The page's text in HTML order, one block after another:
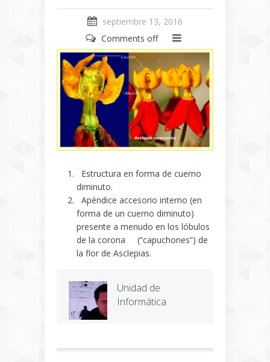
septiembre 13, 2016
Comments off
Estructura en forma de cuerno
diminuto.
Apéndice accesorio interno (en
forma de un cuerno diminuto)
presente a menudo en los lóbulos
de la corona (“capuchones”) de
la flor de Asclepias.
Unidad de
Informática